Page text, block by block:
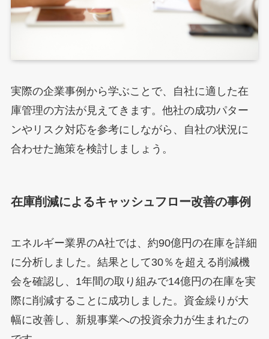
実際の企業事例から学ぶことで、自社に適した在
庫管理の方法が見えてきます。他社の成功パター
ンやリスク対応を参考にしながら、自社の状況に
合わせた施策を検討しましょう。
在庫削減によるキャッシュフロー改善の事例
エネルギー業界のA社では、約90億円の在庫を詳細
に分析しました。結果として30％を超える削減機
会を確認し、1年間の取り組みで14億円の在庫を実
際に削減することに成功しました。資金繰りが大
幅に改善し、新規事業への投資余力が生まれたの